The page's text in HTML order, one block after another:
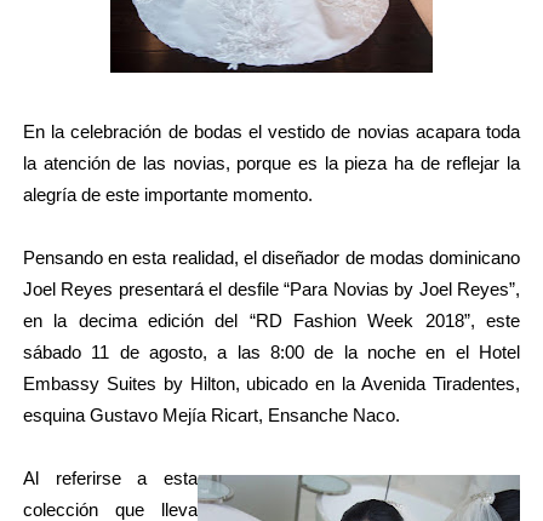
En la celebración de bodas el vestido de novias acapara toda
la atención de las novias, porque es la pieza ha de reflejar la
alegría de este importante momento.
Pensando en esta realidad, el diseñador de modas dominicano
Joel Reyes presentará el desfile “Para Novias by Joel Reyes”,
en la decima edición del “RD Fashion Week 2018”, este
sábado 11 de agosto, a las 8:00 de la noche en el Hotel
Embassy Suites by Hilton, ubicado en la Avenida Tiradentes,
esquina Gustavo Mejía Ricart, Ensanche Naco.
Al referirse a esta
colección que lleva